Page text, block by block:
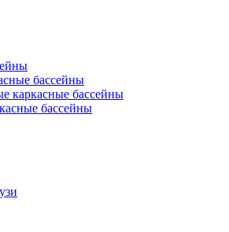
бассейны
каркасные бассейны
бассейны